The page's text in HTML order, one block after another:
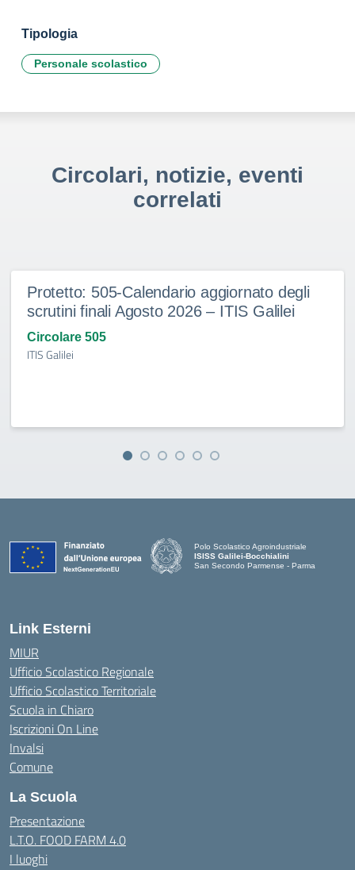
Tipologia
Personale scolastico
Circolari, notizie, eventi
correlati
Protetto: 505-Calendario aggiornato degli
scrutini finali Agosto 2026 – ITIS Galilei
Circolare 505
ITIS Galilei
Polo Scolastico Agroindustriale
ISISS Galilei-Bocchialini
San Secondo Parmense - Parma
Link Esterni
MIUR
Ufficio Scolastico Regionale
Ufficio Scolastico Territoriale
Scuola in Chiaro
Iscrizioni On Line
Invalsi
Comune
La Scuola
Presentazione
L.T.O. FOOD FARM 4.0
I luoghi